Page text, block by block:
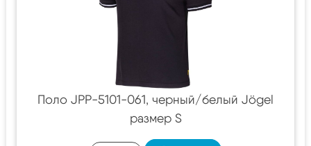
Поло JPP-5101-061, черный/белый Jögel
размер S